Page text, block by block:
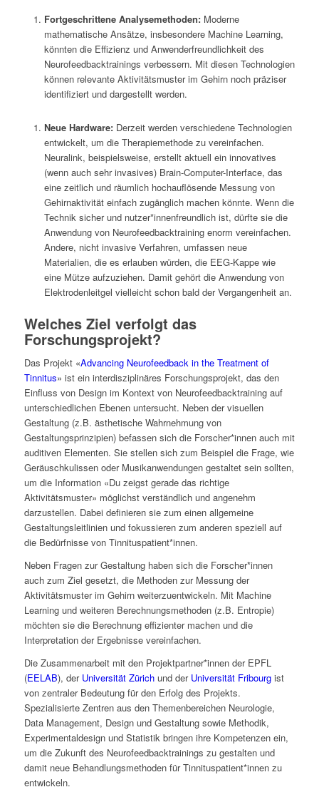
Fortgeschrittene Analysemethoden:Moderne
mathematische Ansätze, insbesondere Machine Learning,
könnten die Effizienz und Anwenderfreundlichkeit des
Neurofeedbacktrainings verbessern. Mit diesen Technologien
können relevante Aktivitätsmuster im Gehirn noch präziser
identifiziert und dargestellt werden.
Neue Hardware: Derzeit werden verschiedene Technologien
entwickelt, um die Therapiemethode zu vereinfachen.
Neuralink, beispielsweise, erstellt aktuell ein innovatives
(wenn auch sehr invasives) Brain-Computer-Interface, das
eine zeitlich und räumlich hochauflösende Messung von
Gehirnaktivität einfach zugänglich machen könnte. Wenn die
Technik sicher und nutzer*innenfreundlich ist, dürfte sie die
Anwendung von Neurofeedbacktraining enorm vereinfachen.
Andere, nicht invasive Verfahren, umfassen neue
Materialien, die es erlauben würden, die EEG-Kappe wie
eine Mütze aufzuziehen. Damit gehört die Anwendung von
Elektrodenleitgel vielleicht schon bald der Vergangenheit an.
Welches Ziel verfolgt das
Forschungsprojekt?
Das Projekt «Advancing Neurofeedback in the Treatment of
Tinnitus» ist ein interdisziplinäres Forschungsprojekt, das den
Einfluss von Design im Kontext von Neurofeedbacktraining auf
unterschiedlichen Ebenen untersucht. Neben der visuellen
Gestaltung (z.B. ästhetische Wahrnehmung von
Gestaltungsprinzipien) befassen sich die Forscher*innen auch mit
auditiven Elementen. Sie stellen sich zum Beispiel die Frage, wie
Geräuschkulissen oder Musikanwendungen gestaltet sein sollten,
um die Information «Du zeigst gerade das richtige
Aktivitätsmuster» möglichst verständlich und angenehm
darzustellen. Dabei definieren sie zum einen allgemeine
Gestaltungsleitlinien und fokussieren zum anderen speziell auf
die Bedürfnisse von Tinnituspatient*innen.
Neben Fragen zur Gestaltung haben sich die Forscher*innen
auch zum Ziel gesetzt, die Methoden zur Messung der
Aktivitätsmuster im Gehirn weiterzuentwickeln. Mit Machine
Learning und weiteren Berechnungsmethoden (z.B. Entropie)
möchten sie die Berechnung effizienter machen und die
Interpretation der Ergebnisse vereinfachen.
Die Zusammenarbeit mit den Projektpartner*innen der EPFL
(EELAB), der Universität Zürichund der Universität Fribourgist
von zentraler Bedeutung für den Erfolg des Projekts.
Spezialisierte Zentren aus den Themenbereichen Neurologie,
Data Management, Design und Gestaltung sowie Methodik,
Experimentaldesign und Statistik bringen ihre Kompetenzen ein,
um die Zukunft des Neurofeedbacktrainings zu gestalten und
damit neue Behandlungsmethoden für Tinnituspatient*innen zu
entwickeln.